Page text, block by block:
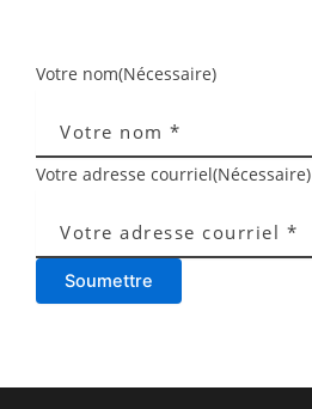
Votre nom(Nécessaire)
Votre adresse courriel(Nécessaire)
Soumettre